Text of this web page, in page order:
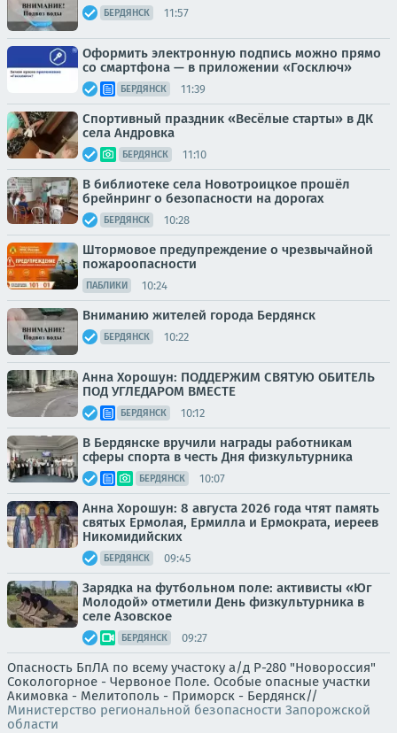
БЕРДЯНСК 11:57
Оформить электронную подпись можно прямо
со смартфона — в приложении «Госключ»
БЕРДЯНСК 11:39
Спортивный праздник «Весёлые старты» в ДК
села Андровка
БЕРДЯНСК 11:10
В библиотеке села Новотроицкое прошёл
брейнринг о безопасности на дорогах
БЕРДЯНСК 10:28
Штормовое предупреждение о чрезвычайной
пожароопасности
ПАБЛИКИ 10:24
Вниманию жителей города Бердянск
БЕРДЯНСК 10:22
Анна Хорошун: ПОДДЕРЖИМ СВЯТУЮ ОБИТЕЛЬ
ПОД УГЛЕДАРОМ ВМЕСТЕ
БЕРДЯНСК 10:12
В Бердянске вручили награды работникам
сферы спорта в честь Дня физкультурника
БЕРДЯНСК 10:07
Анна Хорошун: 8 августа 2026 года чтят память
святых Ермолая, Ермилла и Ермократа, иереев
Никомидийских
БЕРДЯНСК 09:45
Зарядка на футбольном поле: активисты «Юг
Молодой» отметили День физкультурника в
селе Азовское
БЕРДЯНСК 09:27
Опасность БпЛА по всему участоку а/д Р-280 "Новороссия"
Сокологорное - Червоное Поле. Особые опасные участки
Акимовка - Мелитополь - Приморск - Бердянск//
Министерство региональной безопасности Запорожской
области